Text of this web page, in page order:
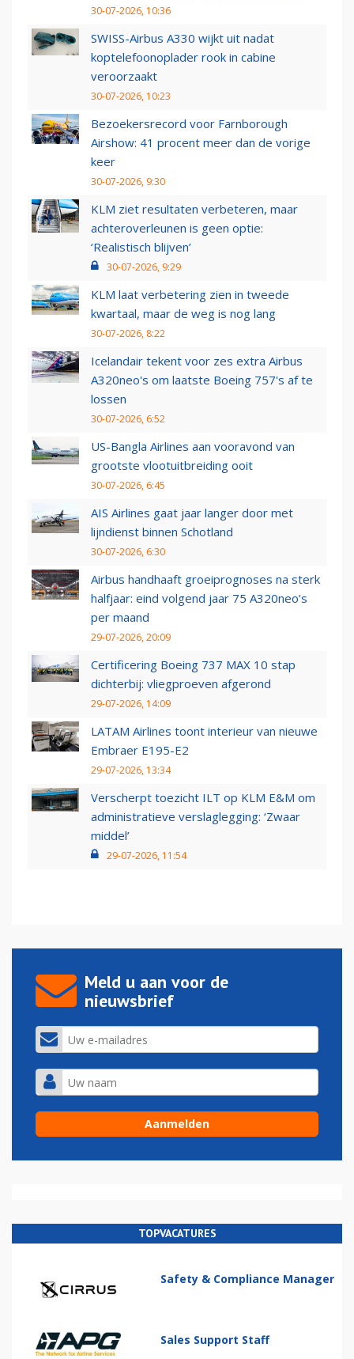
30-07-2026, 10:36
SWISS-Airbus A330 wijkt uit nadat
koptelefoonoplader rook in cabine
veroorzaakt
30-07-2026, 10:23
Bezoekersrecord voor Farnborough
Airshow: 41 procent meer dan de vorige
keer
30-07-2026, 9:30
KLM ziet resultaten verbeteren, maar
achteroverleunen is geen optie:
‘Realistisch blijven’
30-07-2026, 9:29
KLM laat verbetering zien in tweede
kwartaal, maar de weg is nog lang
30-07-2026, 8:22
Icelandair tekent voor zes extra Airbus
A320neo's om laatste Boeing 757's af te
lossen
30-07-2026, 6:52
US-Bangla Airlines aan vooravond van
grootste vlootuitbreiding ooit
30-07-2026, 6:45
AIS Airlines gaat jaar langer door met
lijndienst binnen Schotland
30-07-2026, 6:30
Airbus handhaaft groeiprognoses na sterk
halfjaar: eind volgend jaar 75 A320neo’s
per maand
29-07-2026, 20:09
Certificering Boeing 737 MAX 10 stap
dichterbij: vliegproeven afgerond
29-07-2026, 14:09
LATAM Airlines toont interieur van nieuwe
Embraer E195-E2
29-07-2026, 13:34
Verscherpt toezicht ILT op KLM E&M om
administratieve verslaglegging: ‘Zwaar
middel’
29-07-2026, 11:54
Meld u aan voor de
nieuwsbrief
TOPVACATURES
Safety & Compliance Manager
Sales Support Staff